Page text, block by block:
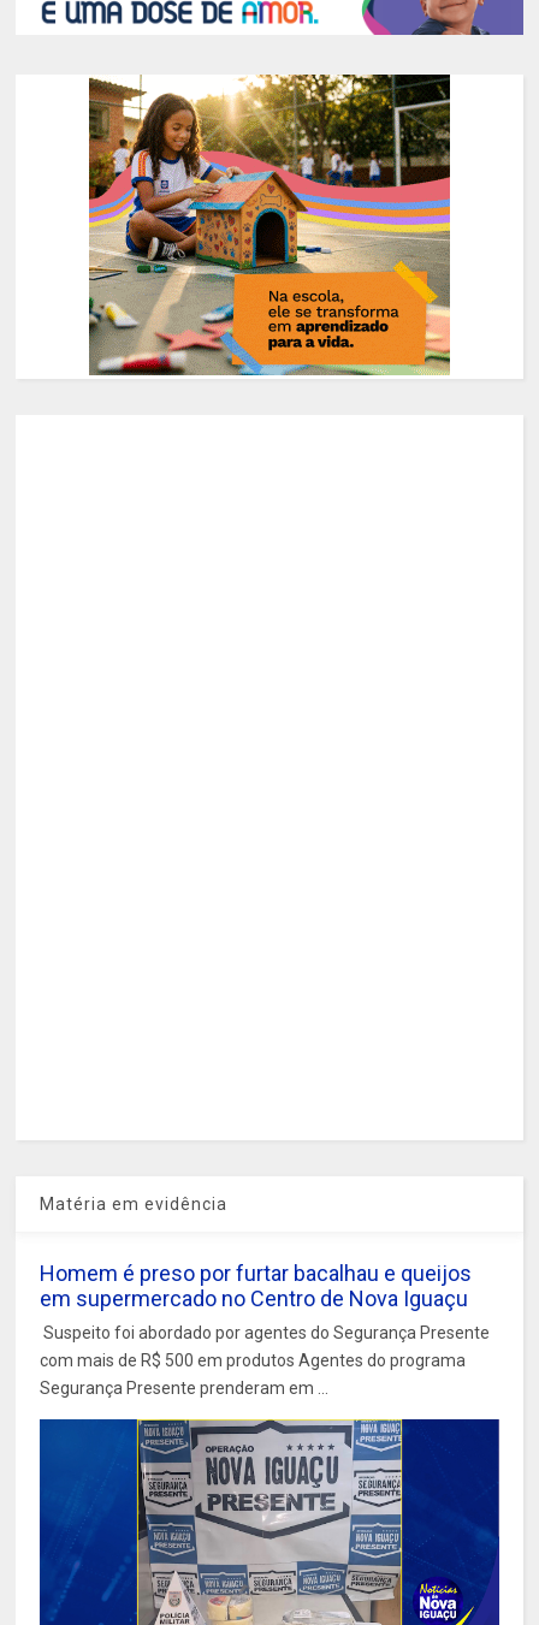
Matéria em evidência
Homem é preso por furtar bacalhau e queijos
em supermercado no Centro de Nova Iguaçu
Suspeito foi abordado por agentes do Segurança Presente
com mais de R$ 500 em produtos Agentes do programa
Segurança Presente prenderam em ...